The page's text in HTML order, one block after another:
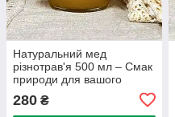
Натуральний мед
різнотрав'я 500 мл – Смак
природи для вашого
280 ₴